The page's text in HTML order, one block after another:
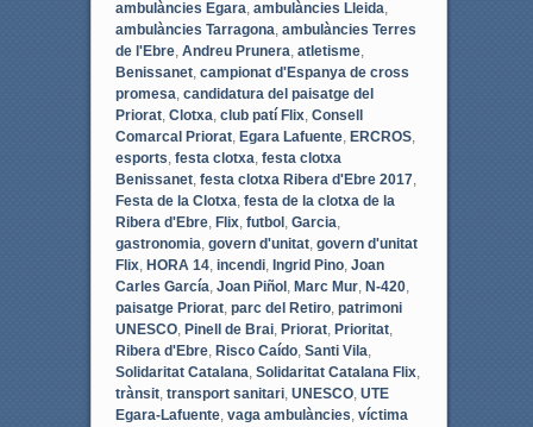
ambulàncies Egara, ambulàncies Lleida,
ambulàncies Tarragona, ambulàncies Terres
de l'Ebre, Andreu Prunera, atletisme,
Benissanet, campionat d'Espanya de cross
promesa, candidatura del paisatge del
Priorat, Clotxa, club patí Flix, Consell
Comarcal Priorat, Egara Lafuente, ERCROS,
esports, festa clotxa, festa clotxa
Benissanet, festa clotxa Ribera d'Ebre 2017,
Festa de la Clotxa, festa de la clotxa de la
Ribera d'Ebre, Flix, futbol , Garcia,
gastronomia, govern d'unitat, govern d'unitat
Flix, HORA 14, incendi, Ingrid Pino, Joan
Carles García, Joan Piñol , Marc Mur, N-420,
paisatge Priorat, parc del Retiro, patrimoni
UNESCO, Pinell de Brai, Priorat, Prioritat,
Ribera d'Ebre, Risco Caído, Santi Vila,
Solidaritat Catalana, Solidaritat Catalana Flix,
trànsit, transport sanitari, UNESCO, UTE
Egara-Lafuente, vaga ambulàncies, víctima